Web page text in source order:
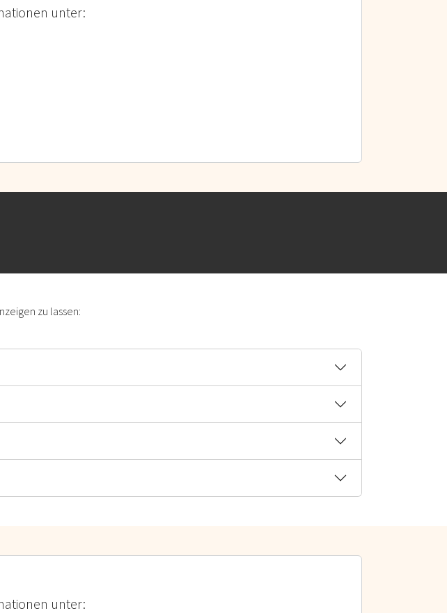
unter:
zu lassen:
unter: